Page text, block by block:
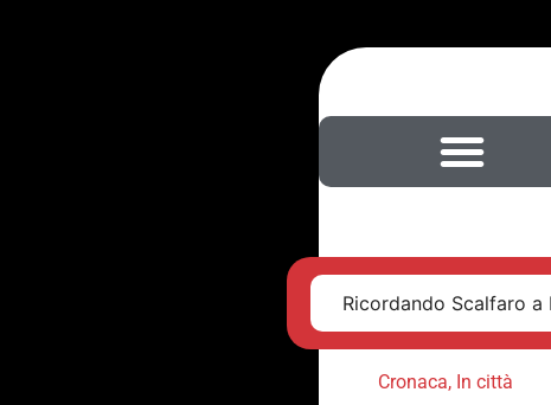
Ricordando Scalfaro a
Cronaca, In città